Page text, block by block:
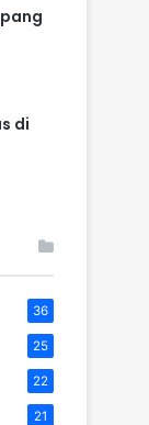
di
36
25
22
21